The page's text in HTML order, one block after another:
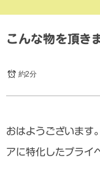
こんな物を頂き
約2分
おはようございます
アに特化したプライ